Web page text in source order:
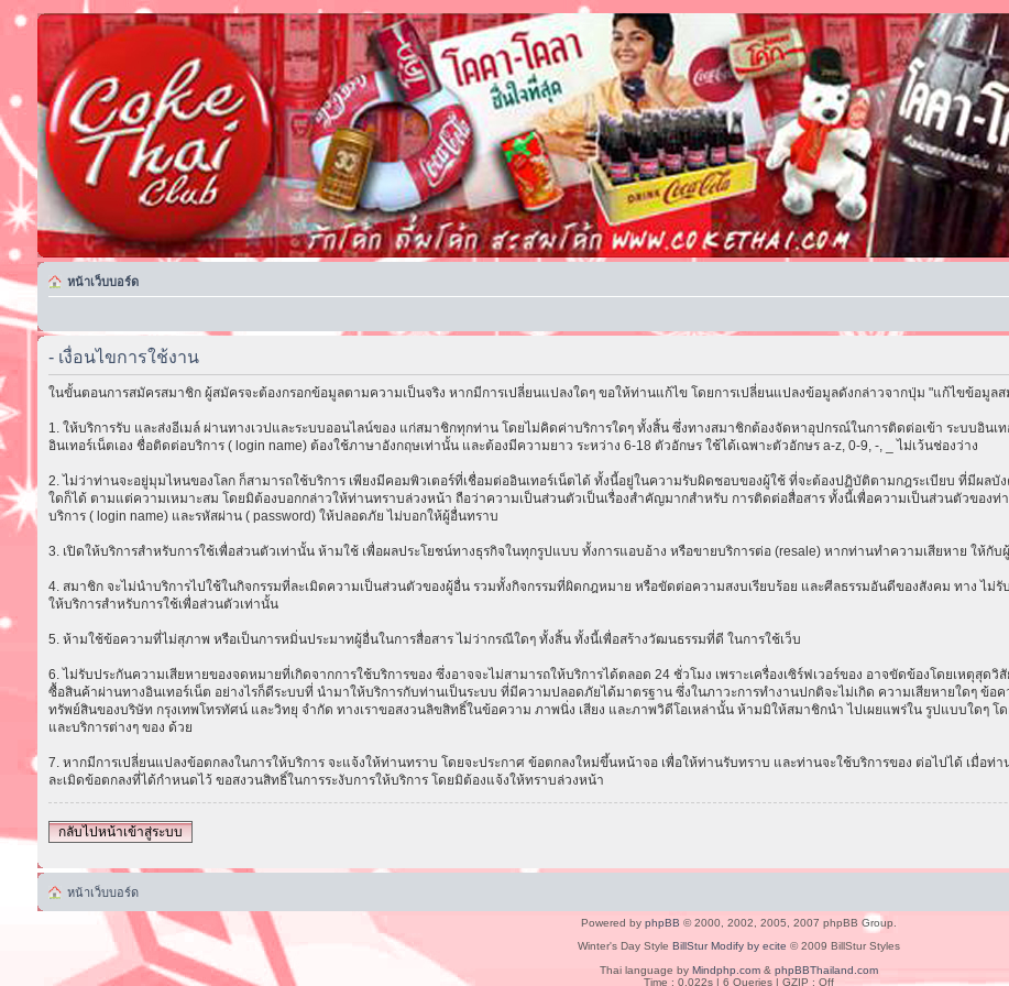
หน้าเว็บบอร์ด
- เงื่อนไขการใช้งาน
ในขั้นตอนการสมัครสมาชิก ผู้สมัครจะต้องกรอกข้อมูลตามความเป็นจริง หากมีการเปลี่ยนแปลงใดๆ ขอให้ท่านแก้ไข โดยการเปลี่ยนแปลงข้อมูลดังกล่าวจากปุ่ม "แก้ไขข้อมูล
1. ให้บริการรับ และส่งอีเมล์ ผ่านทางเวปและระบบออนไลน์ของ แก่สมาชิกทุกท่าน โดยไม่คิดค่าบริการใดๆ ทั้งสิ้น ซึ่งทางสมาชิกต้องจัดหาอุปกรณ์ในการติดต่อเข้า ระบบอิน
อินเทอร์เน็ตเอง ชื่อติดต่อบริการ ( login name) ต้องใช้ภาษาอังกฤษเท่านั้น และต้องมีความยาว ระหว่าง 6-18 ตัวอักษร ใช้ได้เฉพาะตัวอักษร a-z, 0-9, -, _ ไม่เว้นช่องว่าง
2. ไม่ว่าท่านจะอยู่มุมไหนของโลก ก็สามารถใช้บริการ เพียงมีคอมพิวเตอร์ที่เชื่อมต่ออินเทอร์เน็ตได้ ทั้งนี้อยู่ในความรับผิดชอบของผู้ใช้ ที่จะต้องปฏิบัติตามกฎระเบียบ ที่มีผลบั
ใดก็ได้ ตามแต่ความเหมาะสม โดยมิต้องบอกกล่าวให้ท่านทราบล่วงหน้า ถือว่าความเป็นส่วนตัวเป็นเรื่องสำคัญมากสำหรับ การติดต่อสื่อสาร ทั้งนี้เพื่อความเป็นส่วนตัวของ
บริการ ( login name) และรหัสผ่าน ( password) ให้ปลอดภัย ไม่บอกให้ผู้อื่นทราบ
3. เปิดให้บริการสำหรับการใช้เพื่อส่วนตัวเท่านั้น ห้ามใช้ เพื่อผลประโยชน์ทางธุรกิจในทุกรูปแบบ ทั้งการแอบอ้าง หรือขายบริการต่อ (resale) หากท่านทำความเสียหาย ให้กั
4. สมาชิก จะไม่นำบริการไปใช้ในกิจกรรมที่ละเมิดความเป็นส่วนตัวของผู้อื่น รวมทั้งกิจกรรมที่ผิดกฎหมาย หรือขัดต่อความสงบเรียบร้อย และศีลธรรมอันดีของสังคม ทาง ไ
ให้บริการสำหรับการใช้เพื่อส่วนตัวเท่านั้น
5. ห้ามใช้ข้อความที่ไม่สุภาพ หรือเป็นการหมิ่นประมาทผู้อื่นในการสื่อสาร ไม่ว่ากรณีใดๆ ทั้งสิ้น ทั้งนี้เพื่อสร้างวัฒนธรรมที่ดี ในการใช้เว็บ
6. ไม่รับประกันความเสียหายของจดหมายที่เกิดจากการใช้บริการของ ซึ่งอาจจะไม่สามารถให้บริการได้ตลอด 24 ชั่วโมง เพราะเครื่องเซิร์ฟเวอร์ของ อาจขัดข้องโดยเหตุสุ
ซื้อสินค้าผ่านทางอินเทอร์เน็ต อย่างไรก็ดีระบบที่ นำมาให้บริการกับท่านเป็นระบบ ที่มีความปลอดภัยได้มาตรฐาน ซึ่งในภาวะการทำงานปกติจะไม่เกิด ความเสียหายใดๆ ข้
ทรัพย์สินของบริษัท กรุงเทพโทรทัศน์ และวิทยุ จำกัด ทางเราขอสงวนลิขสิทธิ์ในข้อความ ภาพนิ่ง เสียง และภาพวิดีโอเหล่านั้น ห้ามมิให้สมาชิกนำ ไปเผยแพร่ใน รูปแบบใดๆ
และบริการต่างๆ ของ ด้วย
7. หากมีการเปลี่ยนแปลงข้อตกลงในการให้บริการ จะแจ้งให้ท่านทราบ โดยจะประกาศ ข้อตกลงใหม่ขึ้นหน้าจอ เพื่อให้ท่านรับทราบ และท่านจะใช้บริการของ ต่อไปได้ เมื่อ
ละเมิดข้อตกลงที่ได้กำหนดไว้ ขอสงวนสิทธิ์ในการระงับการให้บริการ โดยมิต้องแจ้งให้ทราบล่วงหน้า
กลับไปหน้าเข้าสู่ระบบ
หน้าเว็บบอร์ด
Powered byphpBB © 2000, 2002, 2005, 2007 phpBB Group.
Winter's Day StyleBillStur Modify by ecite © 2009 BillStur Styles
Thai language byMindphp.com &phpBBThailand.com
Time : 0.022s | 6 Queries | GZIP : Off